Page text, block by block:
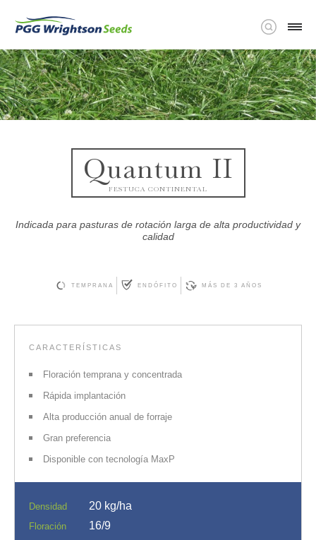
Quantum II
FESTUCA CONTINENTAL
Indicada para pasturas de rotación larga de alta productividad y
calidad
TEMPRANA ENDÓFITO MÁS DE 3 AÑOS
CARACTERÍSTICAS
Floración temprana y concentrada
Rápida implantación
Alta producción anual de forraje
Gran preferencia
Disponible con tecnología MaxP
Densidad 20 kg/ha
Floración 16/9